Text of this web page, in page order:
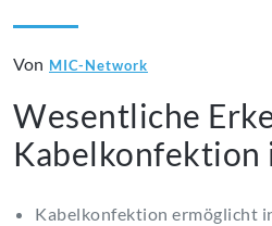
Von MIC-Network
Wesentliche
Kabelkonfektion
Kabelkonfektion ermöglicht